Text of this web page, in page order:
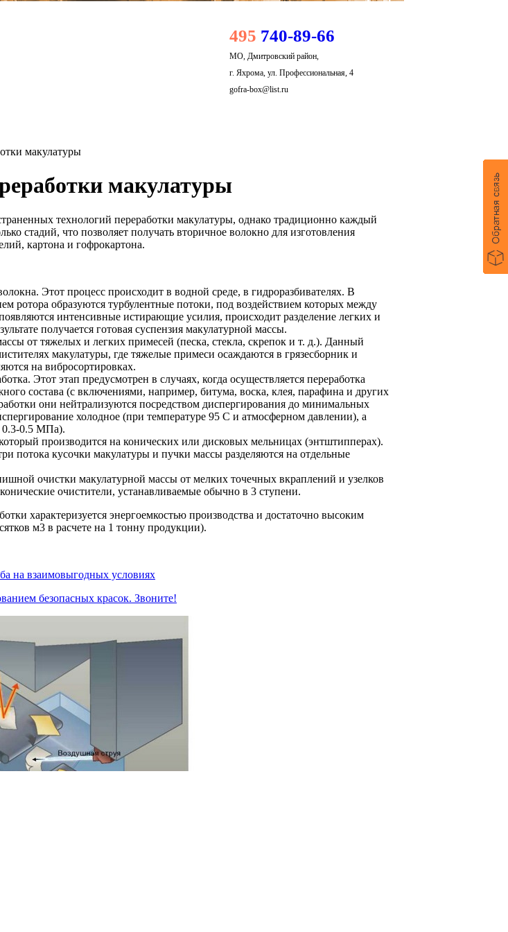
495 740-89-66
МО, Дмитровский район,
г. Яхрома, ул. Профессиональная, 4
gofra-box@list.ru
макулатуры
макулатуры
технологий переработки макулатуры, однако традиционно каждый
стадий, что позволяет получать вторичное волокно для изготовления
картона и гофрокартона.
Этот процесс происходит в водной среде, в гидроразбивателях. В
ротора образуются турбулентные потоки, под воздействием которых между
интенсивные истирающие усилия, происходит разделение легких и
получается готовая суспензия макулатурной массы.
от тяжелых и легких примесей (песка, стекла, скрепок и т. д.). Данный
макулатуры, где тяжелые примеси осаждаются в грязесборник и
на вибросортировках.
Этот этап предусмотрен в случаях, когда осуществляется переработка
состава (с включениями, например, битума, воска, клея, парафина и других
они нейтрализуются посредством диспергирования до минимальных
холодное (при температуре 95 С и атмосферном давлении), а
0.3-0.5 МПа).
производится на конических или дисковых мельницах (энтштипперах).
потока кусочки макулатуры и пучки массы разделяются на отдельные
очистки макулатурной массы от мелких точечных вкраплений и узелков
очистители, устанавливаемые обычно в 3 ступени.
характеризуется энергоемкостью производства и достаточно высоким
м3 в расчете на 1 тонну продукции).
на взаимовыгодных условиях
безопасных красок. Звоните!